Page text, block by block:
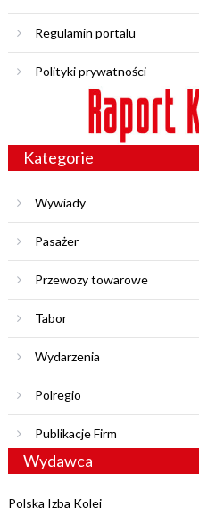
Regulamin portalu
Polityki prywatności
Kategorie
Wywiady
Pasażer
Przewozy towarowe
Tabor
Wydarzenia
Polregio
Publikacje Firm
Wydawca
Polska Izba Kolei